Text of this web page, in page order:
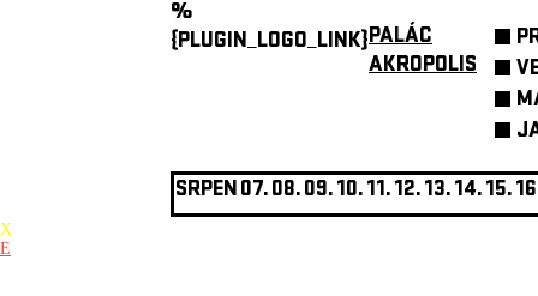
%
{PLUGIN_LOGO_LINK}PALÁC
AKROPOLIS
SRPEN07.08.09.10.11.12.13.14.15.
X
E